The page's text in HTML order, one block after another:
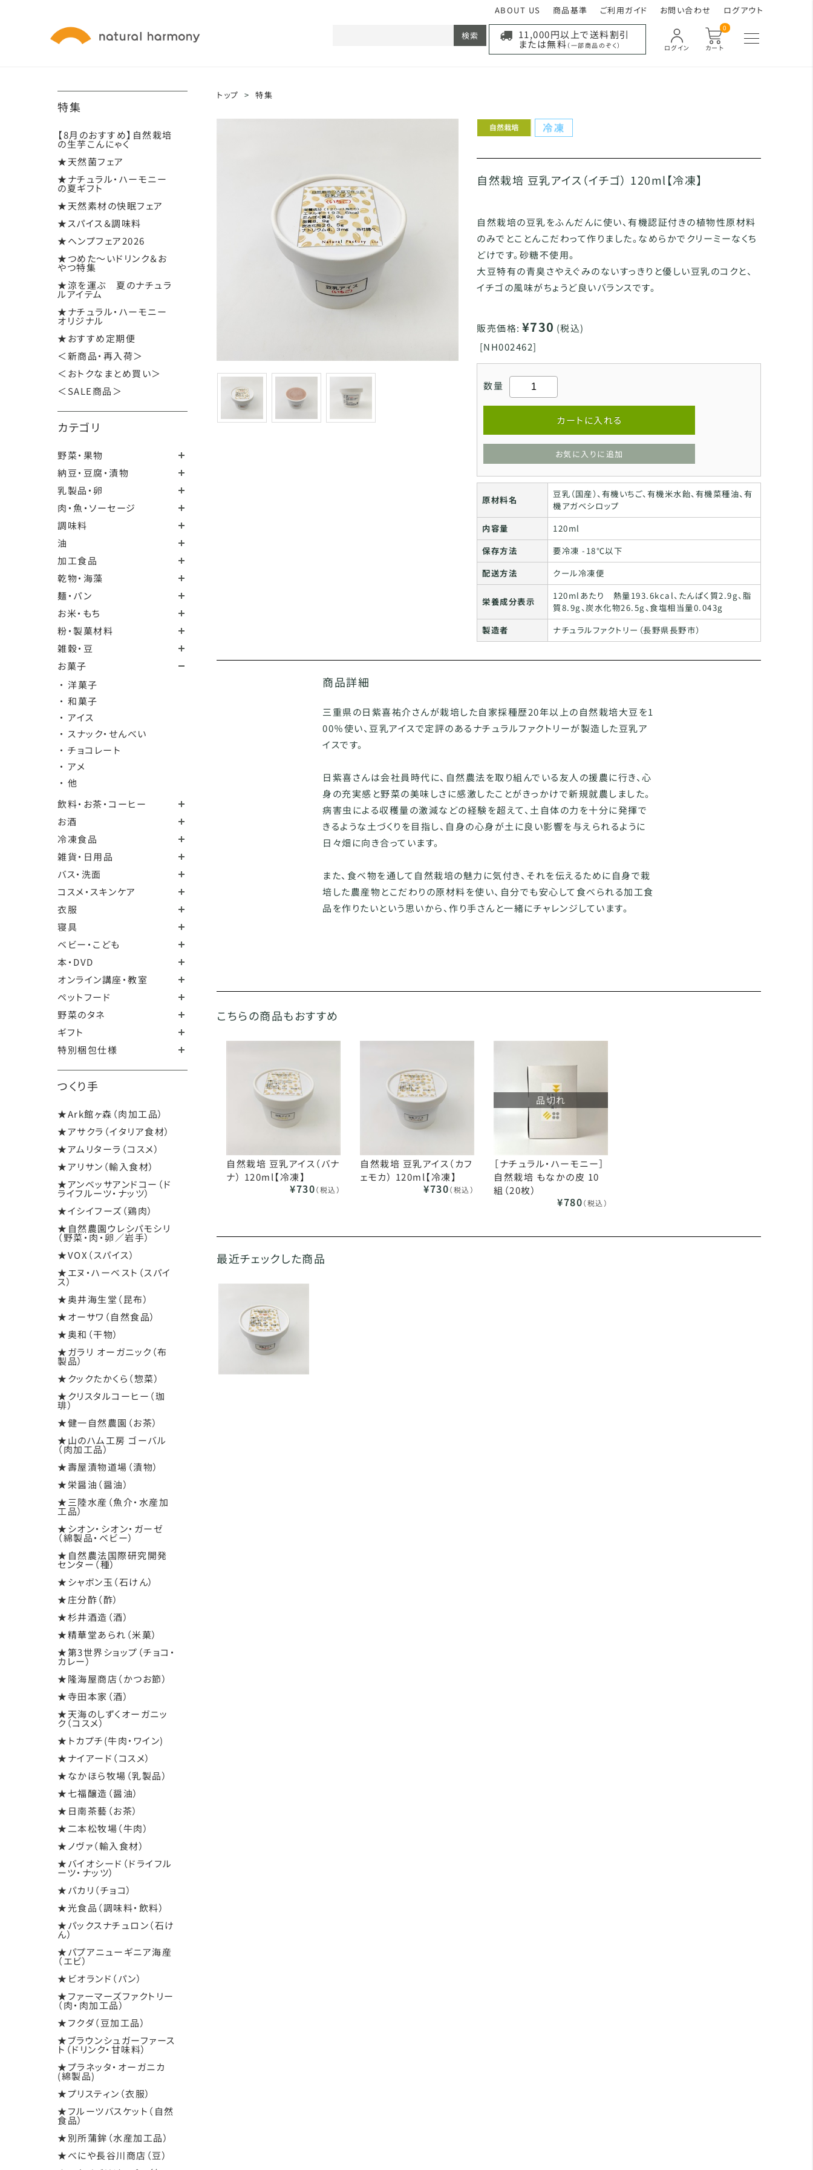
ABOUT US 商品基準 ご利用ガイド お問い合わせ ログアウト
カート
0
ログイン
11,000円以上で送料割引
または無料 （一部商品のぞく）
検索
特集
【8月のおすすめ】自然栽培
の生芋こんにゃく
★天然菌フェア
★ナチュラル・ハーモニー
の夏ギフト
★天然素材の快眠フェア
★スパイス＆調味料
★ヘンプフェア2026
★つめた～いドリンク＆お
やつ特集
★涼を運ぶ 夏のナチュラ
ルアイテム
★ナチュラル・ハーモニー
オリジナル
★おすすめ定期便
＜新商品・再入荷＞
＜おトクなまとめ買い＞
＜SALE商品＞
カテゴリ
野菜・果物
納豆・豆腐・漬物
乳製品・卵
肉・魚・ソーセージ
調味料
油
加工食品
乾物・海藻
麺・パン
お米・もち
粉・製菓材料
雑穀・豆
お菓子
・ 洋菓子
・ 和菓子
・ アイス
・ スナック・せんべい
・ チョコレート
・ アメ
・ 他
飲料・お茶・コーヒー
お酒
冷凍食品
雑貨・日用品
バス・洗面
コスメ・スキンケア
衣服
寝具
ベビー・こども
本・DVD
オンライン講座・教室
ペットフード
野菜のタネ
ギフト
特別梱包仕様
つくり手
★Ark館ヶ森（肉加工品）
★アサクラ（イタリア食材）
★アムリターラ（コスメ）
★アリサン（輸入食材）
★アンベッサアンドコー（ド
ライフルーツ・ナッツ）
★イシイフーズ（鶏肉）
★自然農園ウレシパモシリ
（野菜・肉・卵／岩手）
★VOX（スパイス）
★エヌ・ハーベスト（スパイ
ス）
★奥井海生堂（昆布）
★オーサワ（自然食品）
★奥和（干物）
★ガラリ オーガニック（布
製品）
★クックたかくら（惣菜）
★クリスタルコーヒー（珈
琲）
★健一自然農園（お茶）
★山のハム工房 ゴーバル
（肉加工品）
★壽屋漬物道場（漬物）
★栄醤油（醤油）
★三陸水産（魚介・水産加
工品）
★シオン・シオン・ガーゼ
（綿製品・ベビー）
★自然農法国際研究開発
センター（種）
★シャボン玉（石けん）
★庄分酢（酢）
★杉井酒造（酒）
★精華堂あられ（米菓）
★第3世界ショップ（チョコ・
カレー）
★隆海屋商店（かつお節）
★寺田本家（酒）
★天海のしずくオーガニッ
ク（コスメ）
★トカプチ(牛肉・ワイン)
★ナイアード（コスメ）
★なかほら牧場（乳製品）
★七福醸造（醤油）
★日南茶藝（お茶）
★二本松牧場（牛肉）
★ノヴァ（輸入食材）
★バイオシード（ドライフル
ーツ・ナッツ）
★パカリ（チョコ）
★光食品（調味料・飲料）
★パックスナチュロン（石け
ん）
★パプアニューギニア海産
（エビ）
★ビオランド（パン）
★ファーマーズファクトリー
（肉・肉加工品）
★フクダ（豆加工品）
★ブラウンシュガーファース
ト（ドリンク・甘味料）
★プラネッタ・オーガニカ
(綿製品)
★プリスティン（衣服）
★フルーツバスケット（自然
食品）
★別所蒲鉾（水産加工品）
★べにや長谷川商店（豆）
トップ > 特集
自然栽培 豆乳アイス（イチゴ） 120ml【冷凍】
自然栽培の豆乳をふんだんに使い、有機認証付きの植物性原材料
のみでとことんこだわって作りました。なめらかでクリーミーなくち
どけです。砂糖不使用。
大豆特有の青臭さやえぐみのないすっきりと優しい豆乳のコクと、
イチゴの風味がちょうど良いバランスです。
販売価格: ¥730 (税込)
[NH002462]
数量
カートに入れる
お気に入りに追加
原材料名
豆乳（国産）、有機いちご、有機米水飴、有機菜種油、有
機アガベシロップ
内容量
120ml
保存方法
要冷凍 -18℃以下
配送方法
クール冷凍便
栄養成分表示
120mlあたり 熱量193.6kcal、たんぱく質2.9g、脂
質8.9g、炭水化物26.5g、食塩相当量0.043g
製造者
ナチュラルファクトリー（長野県長野市）
商品詳細
三重県の日紫喜祐介さんが栽培した自家採種歴20年以上の自然栽培大豆を1
00％使い、豆乳アイスで定評のあるナチュラルファクトリーが製造した豆乳ア
イスです。
日紫喜さんは会社員時代に、自然農法を取り組んでいる友人の援農に行き、心
身の充実感と野菜の美味しさに感激したことがきっかけで新規就農しました。
病害虫による収穫量の激減などの経験を超えて、土自体の力を十分に発揮で
きるような土づくりを目指し、自身の心身が土に良い影響を与えられるように
日々畑に向き合っています。
また、食べ物を通して自然栽培の魅力に気付き、それを伝えるために自身で栽
培した農産物とこだわりの原材料を使い、自分でも安心して食べられる加工食
品を作りたいという思いから、作り手さんと一緒にチャレンジしています。
こちらの商品もおすすめ
自然栽培 豆乳アイス（バナ
ナ） 120ml【冷凍】
¥730（税込）
自然栽培 豆乳アイス（カフ
ェモカ） 120ml【冷凍】
¥730（税込）
品切れ
［ナチュラル・ハーモニー］
自然栽培 もなかの皮 10
組（20枚）
¥780（税込）
最近チェックした商品